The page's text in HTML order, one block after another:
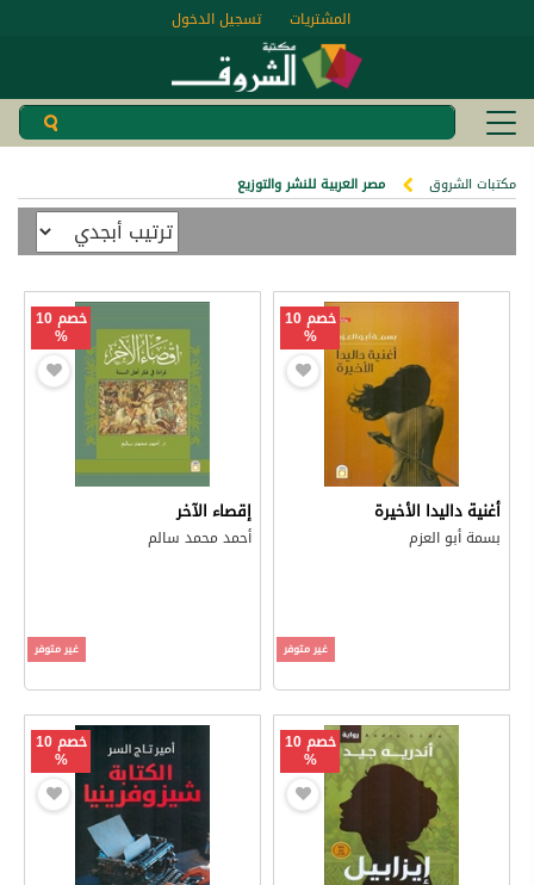
تسجيل الدخول المشتريات
مكتبات الشروق مصر العربية للنشر والتوزيع
خصم 10
%
أغنية داليدا الأخيرة
بسمة أبو العزم
غير متوفر
خصم 10
%
إقصاء الآخر
أحمد محمد سالم
غير متوفر
خصم 10
%
خصم 10
%